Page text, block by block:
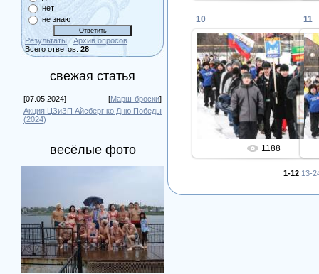
нет
не знаю
Результаты | Архив опросов
Всего ответов: 28
свежая статья
[07.05.2024] [Марш-броски]
Акция ЦЗиЗП Айсберг ко Дню Победы
(2024)
весёлые фото
10
27.02.2015
Admin
1188
11
1-12 13-